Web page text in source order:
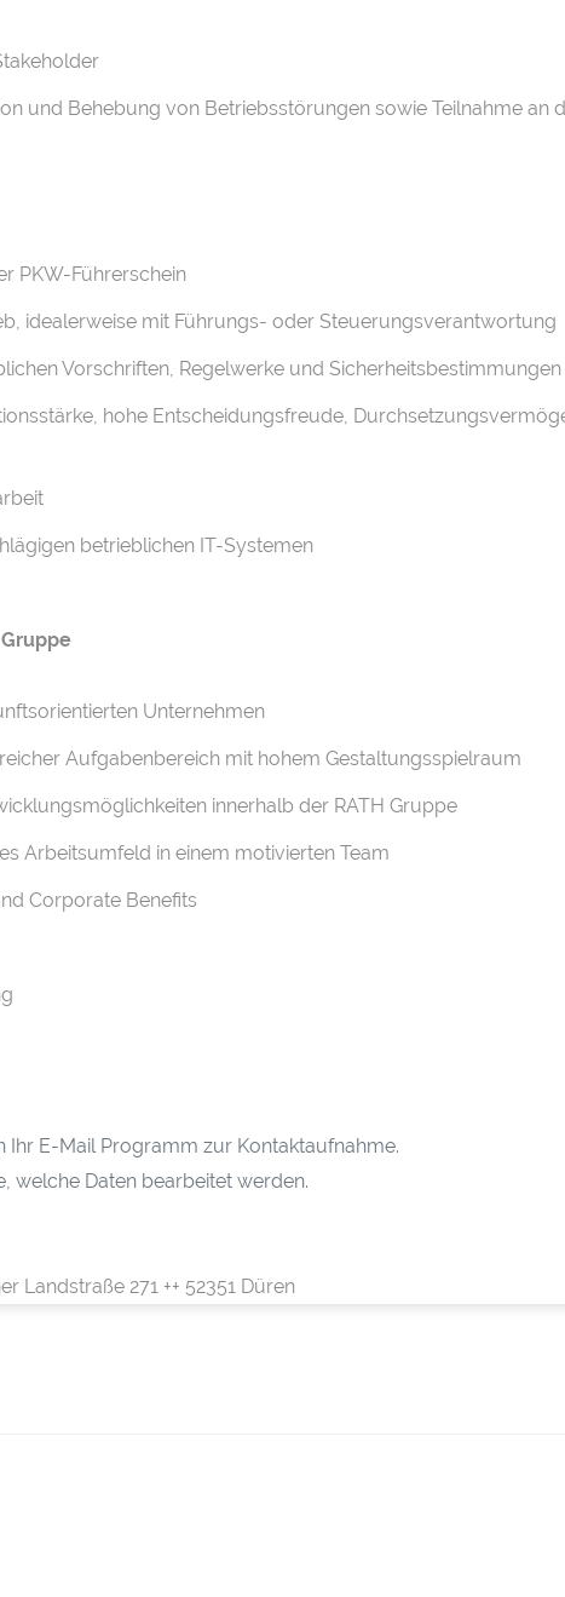
und Behebung von Betriebsstörungen sowie Teilnahme an
PKW-Führerschein
idealerweise mit Führungs- oder Steuerungsverantwortung
Vorschriften, Regelwerke und Sicherheitsbestimmungen
hohe Entscheidungsfreude,
betrieblichen IT-Systemen
Unternehmen
Aufgabenbereich mit hohem Gestaltungsspielraum
innerhalb der RATH Gruppe
Arbeitsumfeld in einem motivierten Team
Corporate Benefits
Ihr E-Mail Programm zur Kontaktaufnahme.
welche Daten bearbeitet werden.
Landstraße 271 ++ 52351 Düren